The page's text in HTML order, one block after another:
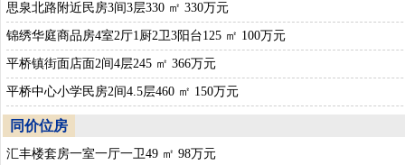
思泉北路附近民房3间3层330 ㎡ 330万元
锦绣华庭商品房4室2厅1厨2卫3阳台125 ㎡ 100万元
平桥镇街面店面2间4层245 ㎡ 366万元
平桥中心小学民房2间4.5层460 ㎡ 150万元
同价位房
汇丰楼套房一室一厅一卫49 ㎡ 98万元